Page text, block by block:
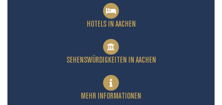
HOTELS IN AACHEN
SEHENSWÜRDIGKEITEN IN AACHEN
MEHR INFORMATIONEN